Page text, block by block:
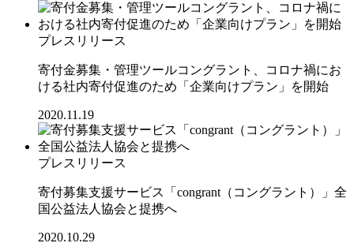
プレスリリース
寄付金募集・管理ツールコングラント、コロナ禍にお
ける社内寄付促進のため「企業向けプラン」を開始
2020.11.19
プレスリリース
寄付募集支援サービス「congrant（コングラント）」全
国公益法人協会と提携へ
2020.10.29